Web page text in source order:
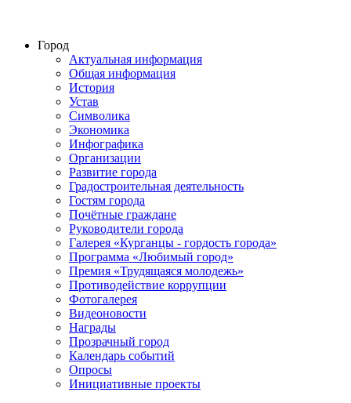
Город
Актуальная информация
Общая информация
История
Устав
Символика
Экономика
Инфографика
Организации
Развитие города
Градостроительная деятельность
Гостям города
Почётные граждане
Руководители города
Галерея «Курганцы - гордость города»
Программа «Любимый город»
Премия «Трудящаяся молодежь»
Противодействие коррупции
Фотогалерея
Видеоновости
Награды
Прозрачный город
Календарь событий
Опросы
Инициативные проекты